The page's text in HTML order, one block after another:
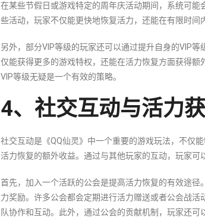
在某些节假日或游戏特定的周年庆活动期间，系统可
些活动，玩家不仅能更快地恢复活力，还能在有限时间
另外，部分VIP等级的玩家还可以通过提升自身的VIP
仅能获得更多的游戏特权，还能在活力恢复方面获得
VIP等级无疑是一个有效的策略。
4、社交互动与活力
社交互动是《QQ仙灵》中一个重要的游戏玩法，不仅
活力恢复的额外收益。通过与其他玩家的互动，玩家可
首先，加入一个活跃的公会是提高活力恢复的有效途
力奖励。许多公会都会定期进行活力赠送或者公会战
队协作和互动。此外，通过公会的贡献机制，玩家还